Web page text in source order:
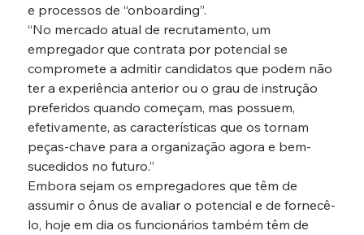
e processos de “onboarding”.
“No mercado atual de recrutamento, um
empregador que contrata por potencial se
compromete a admitir candidatos que podem não
ter a experiência anterior ou o grau de instrução
preferidos quando começam, mas possuem,
efetivamente, as características que os tornam
peças-chave para a organização agora e bem-
sucedidos no futuro.”
Embora sejam os empregadores que têm de
assumir o ônus de avaliar o potencial e de fornecê-
lo, hoje em dia os funcionários também têm de